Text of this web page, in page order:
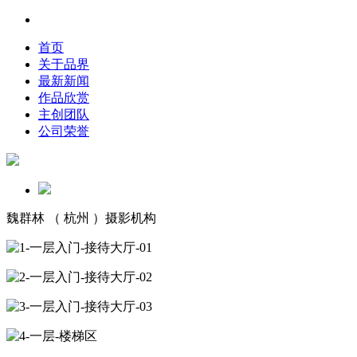
首页
关于品界
最新新闻
作品欣赏
主创团队
公司荣誉
魏群林 （ 杭州 ）摄影机构